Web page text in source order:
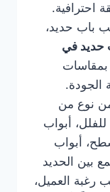
احترافية.
باب حديد،
حديد في
بمقاسات
الجودة.
نوع من
للفلل، أبواب
أبواب
بين الحديد
رغبة العميل،